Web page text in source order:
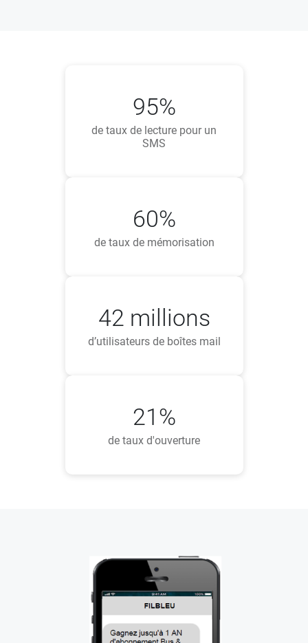
95%
de taux de lecture pour un
SMS
60%
de taux de mémorisation
42 millions
d’utilisateurs de boîtes mail
21%
de taux d'ouverture